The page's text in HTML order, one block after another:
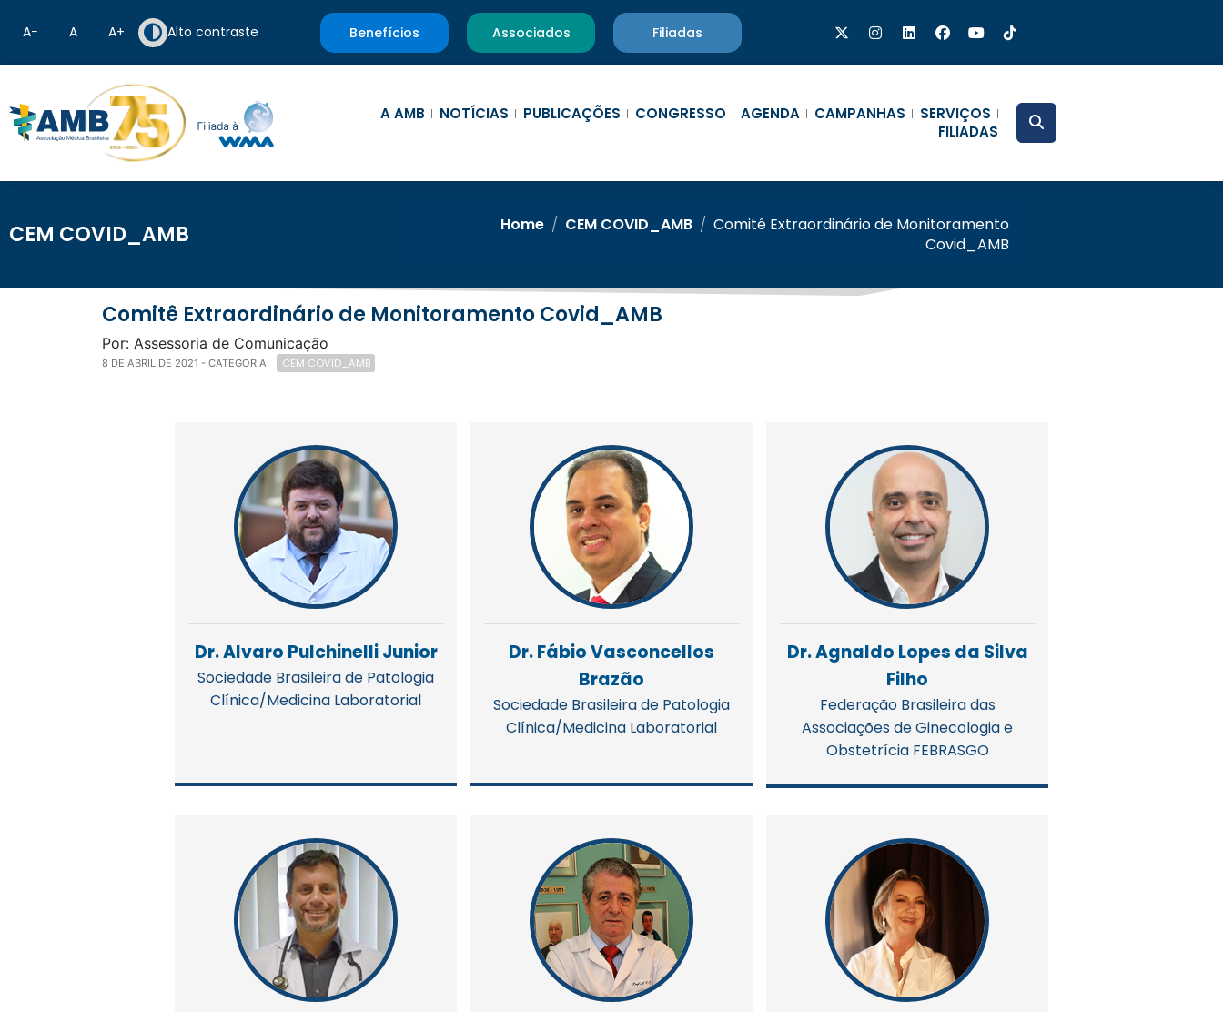
A− A A+ Alto contraste Benefícios Associados Filiadas
A AMB NOTÍCIAS PUBLICAÇÕES CONGRESSO AGENDA CAMPANHAS
SERVIÇOS
FILIADAS
CEM COVID_AMB Home / CEM COVID_AMB / Comitê Extraordinário de Monitoramento
Covid_AMB
Comitê Extraordinário de Monitoramento Covid_AMB
Por: Assessoria de Comunicação
8 DE ABRIL DE 2021 - CATEGORIA: CEM COVID_AMB
Dr. Alvaro Pulchinelli Junior
Sociedade Brasileira de Patologia
Clínica/Medicina Laboratorial
Dr. Fábio Vasconcellos
Brazão
Sociedade Brasileira de Patologia
Clínica/Medicina Laboratorial
Dr. Agnaldo Lopes da Silva
Filho
Federação Brasileira das
Associações de Ginecologia e
Obstetrícia FEBRASGO